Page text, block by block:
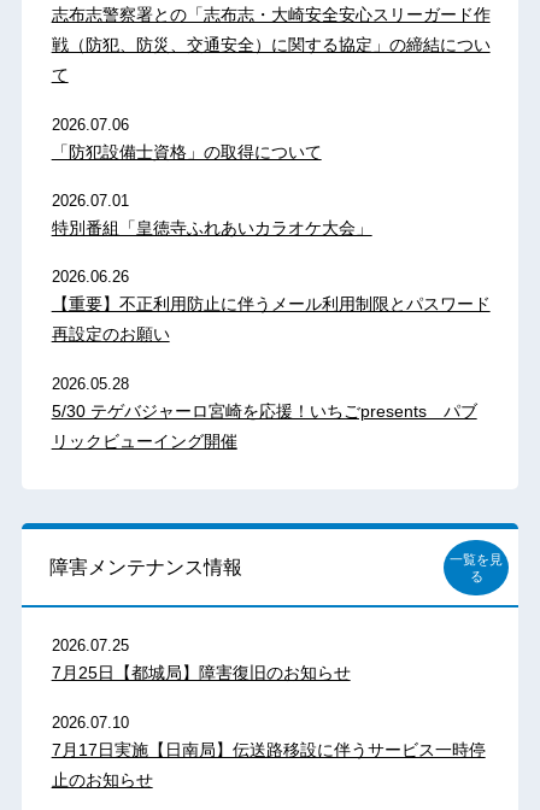
志布志警察署との「志布志・大崎安全安心スリーガード作
戦（防犯、防災、交通安全）に関する協定」の締結につい
て
2026.07.06
「防犯設備士資格」の取得について
2026.07.01
特別番組「皇徳寺ふれあいカラオケ大会」
2026.06.26
【重要】不正利用防止に伴うメール利用制限とパスワード
再設定のお願い
2026.05.28
5/30 テゲバジャーロ宮崎を応援！いちごpresents パブ
リックビューイング開催
障害メンテナンス情報
一覧を見
る
2026.07.25
7月25日【都城局】障害復旧のお知らせ
2026.07.10
7月17日実施【日南局】伝送路移設に伴うサービス一時停
止のお知らせ